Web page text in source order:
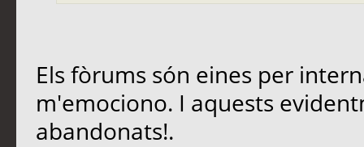
Els fòrums són eines per
m'emociono. I aquests
abandonats!.